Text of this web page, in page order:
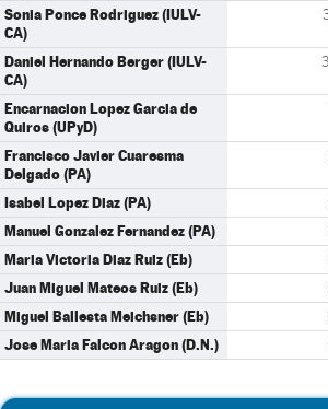
Sonia Ponce Rodriguez (IULV-
CA)
Daniel Hernando Berger (IULV-
CA)
Encarnacion Lopez Garcia de
Quiros (UPyD)
Francisco Javier Cuaresma
Delgado (PA)
Isabel Lopez Diaz (PA)
Manuel Gonzalez Fernandez (PA)
Maria Victoria Diaz Ruiz (Eb)
Juan Miguel Mateos Ruiz (Eb)
Miguel Ballesta Meichsner (Eb)
Jose Maria Falcon Aragon (D.N.)